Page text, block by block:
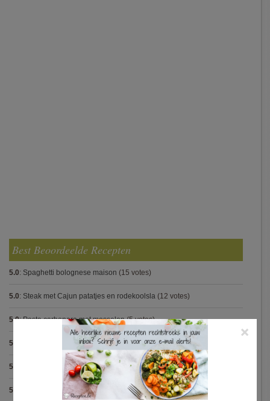
Best Beoordeelde Recepten
5.0: Spaghetti bolognese maison (15 votes)
5.0: Steak met Cajun patatjes en rodekoolsla (12 votes)
5.0:Pasta carbonara met mosselen(5 votes)
5.0
5.0 Spaghetti met krokante kip(5 votes)
5.0 Bolognese van champignon en linzen (Jamie Oliver)(5 votes)
×